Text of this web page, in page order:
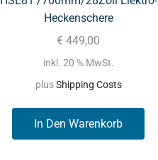
Heckenschere
€ 449,00
inkl. 20 % MwSt.
plusShipping Costs
In Den Warenkorb